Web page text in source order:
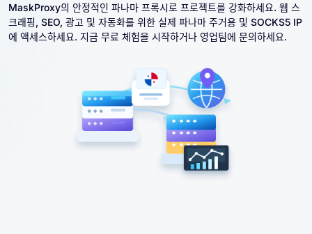
MaskProxy의 안정적인 파나마 프록시로 프로젝트를 강화하세요. 웹 스
크래핑, SEO, 광고 및 자동화를 위한 실제 파나마 주거용 및 SOCKS5 IP
에 액세스하세요. 지금 무료 체험을 시작하거나 영업팀에 문의하세요.